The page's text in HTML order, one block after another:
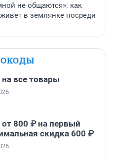
не общаются»: как
в землянке посреди
все товары
от 800 ₽ на первый
скидка 600 ₽